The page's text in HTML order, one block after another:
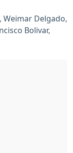
Weimar Delgado,
Bolivar,